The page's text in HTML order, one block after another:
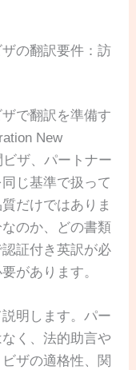
の翻訳要件：訪
で翻訳を準備す
New
ザ、パートナー
じ基準で扱って
だけではありま
のか、どの書類
証付き英訳が必
があります。
明します。パー
く、法的助言や
ザの適格性、関